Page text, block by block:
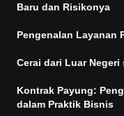
Baru dan Risikonya
Pengenalan Layanan
Cerai dari Luar Negeri
Kontrak Payung:
dalam Praktik Bisnis